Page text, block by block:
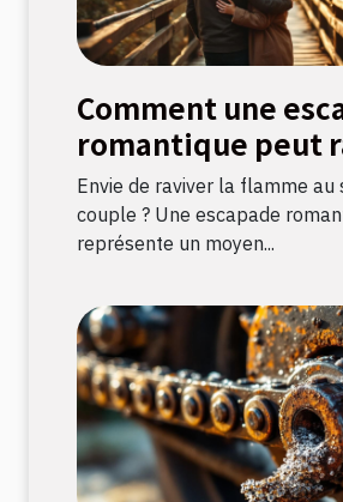
Comment une
romantique peut
la flamme
Envie de raviver la flamme au
couple ? Une escapade
représente un moyen...